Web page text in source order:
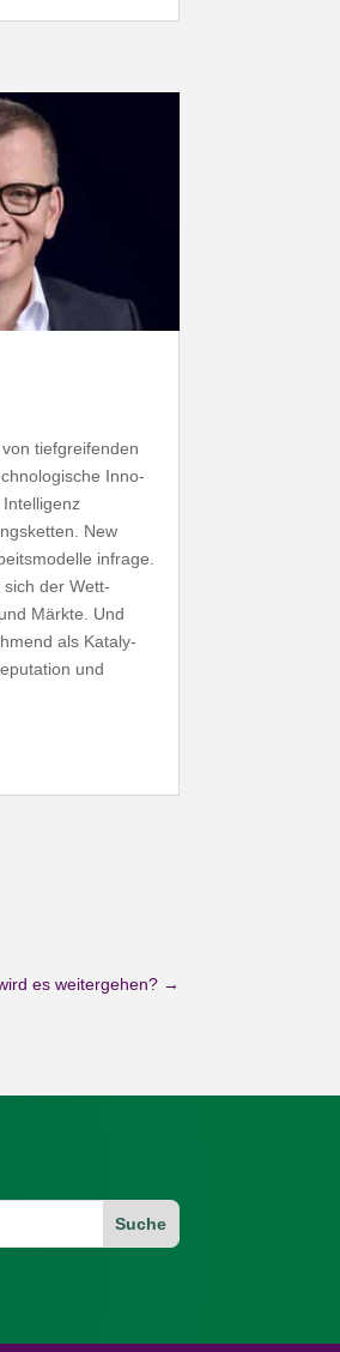
von tief­grei­fenden
Inno­
New
infrage.
sich der Wett­
Märkte. Und
als Kata­ly­
und
es weitergehen?→